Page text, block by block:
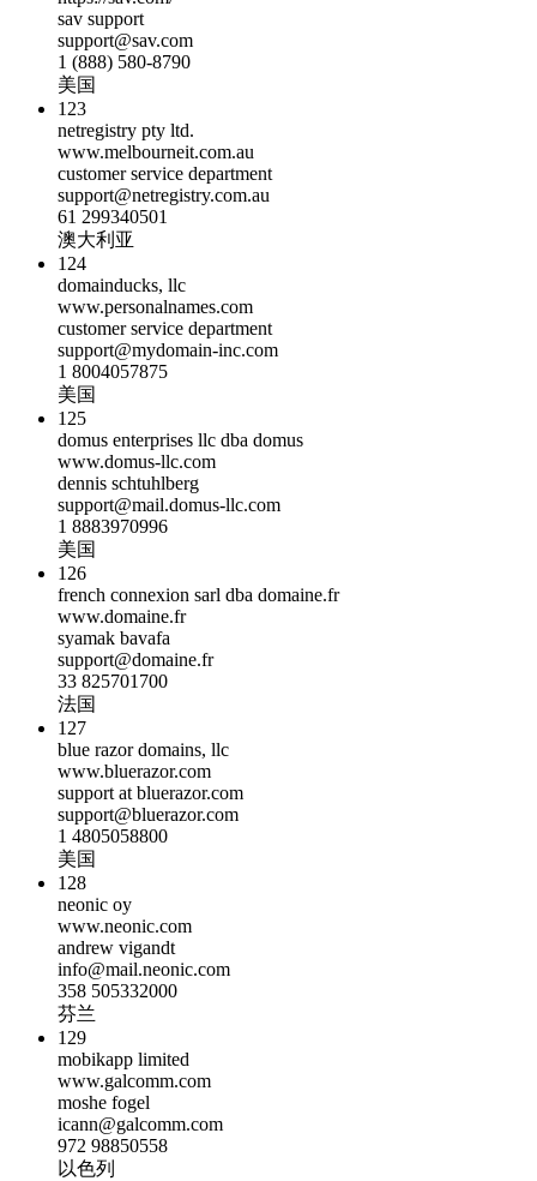
sav support
support@sav.com
1 (888) 580-8790
美国
123
netregistry pty ltd.
www.melbourneit.com.au
customer service department
support@netregistry.com.au
61 299340501
澳大利亚
124
domainducks, llc
www.personalnames.com
customer service department
support@mydomain-inc.com
1 8004057875
美国
125
domus enterprises llc dba domus
www.domus-llc.com
dennis schtuhlberg
support@mail.domus-llc.com
1 8883970996
美国
126
french connexion sarl dba domaine.fr
www.domaine.fr
syamak bavafa
support@domaine.fr
33 825701700
法国
127
blue razor domains, llc
www.bluerazor.com
support at bluerazor.com
support@bluerazor.com
1 4805058800
美国
128
neonic oy
www.neonic.com
andrew vigandt
info@mail.neonic.com
358 505332000
芬兰
129
mobikapp limited
www.galcomm.com
moshe fogel
icann@galcomm.com
972 98850558
以色列